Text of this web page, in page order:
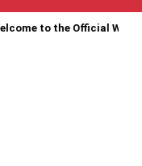
the Official Web Portal